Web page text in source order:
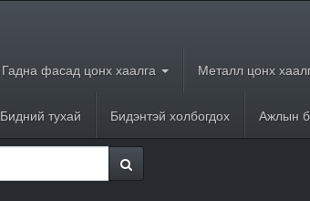
Гадна фасад цонх хаалга Металл цонх
Бидний тухай Бидэнтэй холбогдох Ажлын